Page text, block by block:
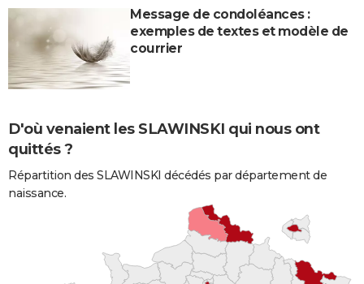
Message de condoléances :
exemples de textes et modèle de
courrier
D'où venaient les SLAWINSKI qui nous ont
quittés ?
Répartition des SLAWINSKI décédés par département de
naissance.